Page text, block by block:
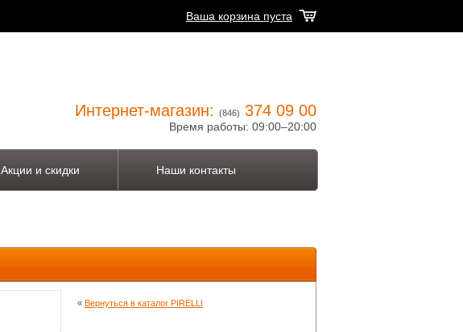
Ваша корзина пуста
Интернет-магазин: (846) 374 09 00
Время работы: 09:00–20:00
Акции и скидки Наши контакты
« Вернуться в каталог PIRELLI